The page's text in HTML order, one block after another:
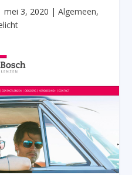
mei 3, 2020 | Algemeen,